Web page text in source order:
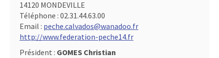
14120 MONDEVILLE
Téléphone : 02.31.44.63.00
Email : peche.calvados@wanadoo.fr
http://www.federation-peche14.fr
Président : GOMES Christian